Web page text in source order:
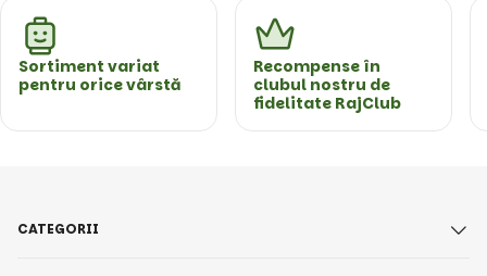
Sortiment variat
pentru orice vârstă
Recompense în
clubul nostru de
fidelitate RajClub
CATEGORII